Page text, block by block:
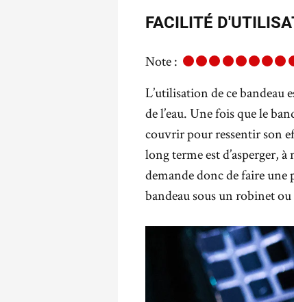
FACILITÉ
Note :
L’utilisation de ce bandeau
de l’eau. Une fois que le
couvrir pour ressentir son
long terme est d’asperger,
demande donc de faire une
bandeau sous un robinet